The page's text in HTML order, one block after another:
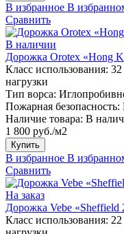
В избранное В
Сравнить
В наличии
Дорожка Orotex «Hong
Класс использования:
нагрузки
Тип ворса:
Пожарная безопасность:
Наличие товара: В
1 800 руб./м2
Купить
В избранное В
Сравнить
На заказ
Дорожка Vebe «Sheffield
Класс использования: